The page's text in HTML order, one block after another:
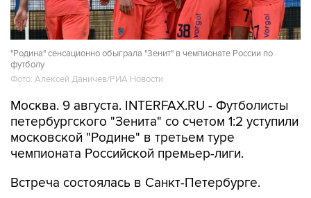
"Родина" сенсационно обыграла "Зенит" в чемпионате России по
футболу
Фото: Алексей Даничев/РИА Новости
Москва. 9 августа. INTERFAX.RU - Футболисты
петербургского "Зенита" со счетом 1:2 уступили
московской "Родине" в третьем туре
чемпионата Российской премьер-лиги.
Встреча состоялась в Санкт-Петербурге.